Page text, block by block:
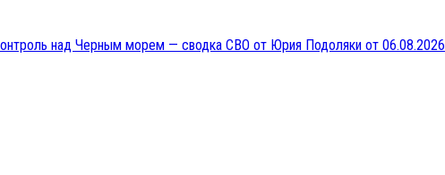
над Черным морем — сводка СВО от Юрия Подоляки от 06.08.2026